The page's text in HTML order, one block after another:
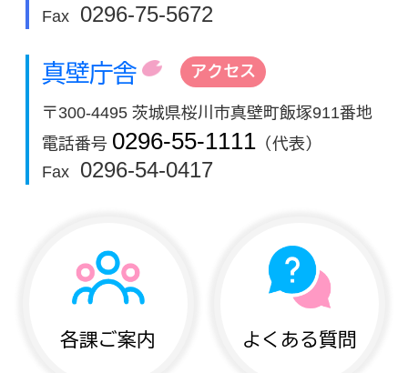
Fax
0296-75-5672
真壁庁舎 アクセス
〒300-4495 茨城県桜川市真壁町飯塚911番地
電話番号 0296-55-1111 （代表）
Fax
0296-54-0417
各課ご案内 よくある質問